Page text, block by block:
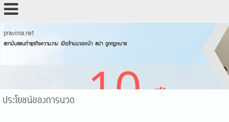
pravinia.net
สถาบันสอนทำธุรกิจความงาม เปิดร้านนวดหน้า สปา ถูกกฏหมาย
ประโยชน์ของการนวด